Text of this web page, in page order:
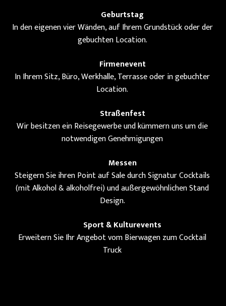
Geburtstag
In den eigenen vier Wänden, auf Ihrem Grundstück oder der
gebuchten Location.
Firmenevent
In Ihrem Sitz, Büro, Werkhalle, Terrasse oder in gebuchter
Location.
Straßenfest
Wir besitzen ein Reisegewerbe und kümmern uns um die
notwendigen Genehmigungen
Messen
Steigern Sie ihren Point auf Sale durch Signatur Cocktails
(mit Alkohol & alkoholfrei) und außergewöhnlichen Stand
Design.
Sport & Kulturevents
Erweitern Sie Ihr Angebot vom Bierwagen zum Cocktail
Truck